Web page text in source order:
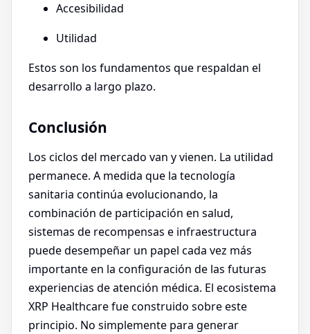
Accesibilidad
Utilidad
Estos son los fundamentos que respaldan el
desarrollo a largo plazo.
Conclusión
Los ciclos del mercado van y vienen. La utilidad
permanece. A medida que la tecnología
sanitaria continúa evolucionando, la
combinación de participación en salud,
sistemas de recompensas e infraestructura
puede desempeñar un papel cada vez más
importante en la configuración de las futuras
experiencias de atención médica. El ecosistema
XRP Healthcare fue construido sobre este
principio. No simplemente para generar